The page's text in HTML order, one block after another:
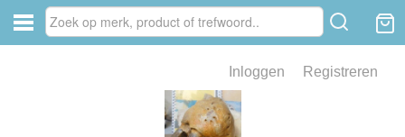
Inloggen Registreren
van fossielen en mineralen